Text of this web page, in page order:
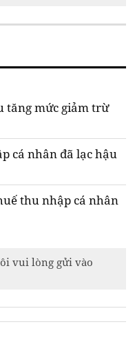
tăng mức giảm trừ
cá nhân đã lạc hậu
thu nhập cá nhân
vui lòng gửi vào